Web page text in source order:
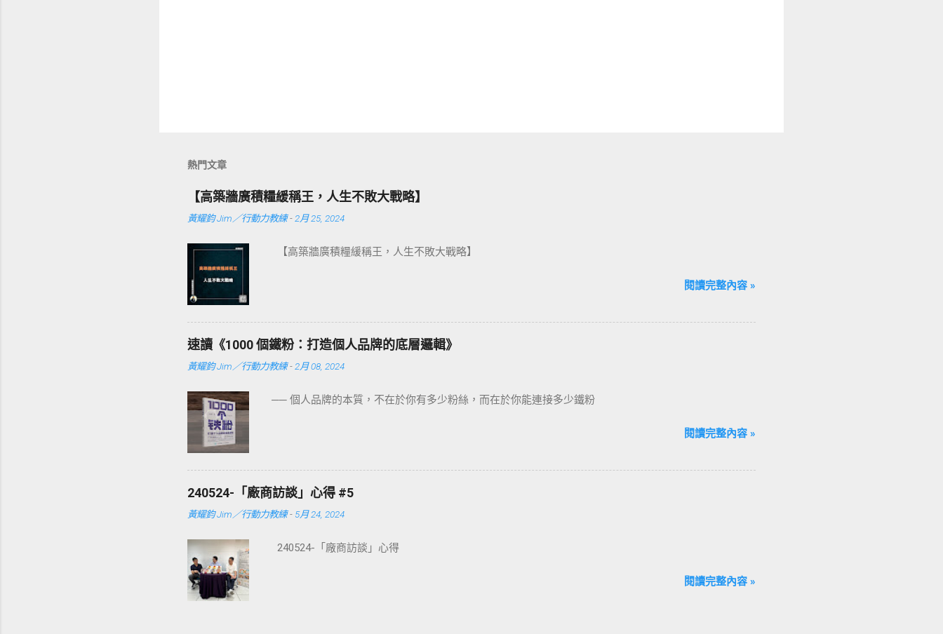
熱門文章
【高築牆廣積糧緩稱王，人生不敗大戰略】
黃耀鈞 Jim／行動力教練 -2月 25, 2024
【高築牆廣積糧緩稱王，人生不敗大戰略】
閱讀完整內容 »
速讀《1000 個鐵粉：打造個人品牌的底層邏輯》
黃耀鈞 Jim／行動力教練 -2月 08, 2024
── 個人品牌的本質，不在於你有多少粉絲，而在於你能連接多少鐵粉
閱讀完整內容 »
240524-「廠商訪談」心得 #5
黃耀鈞 Jim／行動力教練 - 5月 24, 2024
240524-「廠商訪談」心得
閱讀完整內容 »